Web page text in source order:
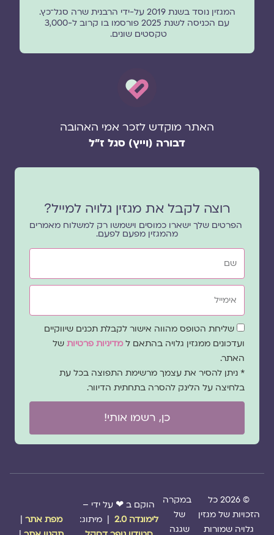
המגזין נוסד בשנת 2019 על-ידי הרבנית שרה סגל־כץ.
עם הכניסה לשנת 2025 פורסמו בו קרוב ל-3,000
טקסטים שונים.
האתר מוקדש לזכר אמי האהובה
דבורה (וייץ) סגל ז"ל
רוצה לקבל את מגזין גלויה למייל?
הפרטים שלך ישארו כמוסים וישמשו רק למשלוח מאמרים
מהמגזין מפעם לפעם.
שם
אימייל
שדה
הסכמה
שליחת הטופס מהווה אישור לקבלת תכנים שיווקיים
ועדכונים ממגזין גלויה בהתאם ל מדיניות פרטיותשל
האתר.
* ניתן להסיר את עצמך מרשימת התפוצה בכל עת
בלחיצה על הלינק להסרה בתחתית הדיוור.
כן, רשמו אותי!
© 2026 כל
הזכויות של מגזין
גלויה שמורות
במקרה
של
שגגה
הוקם ב ❤ על ידי –
לימונדה 2.0
| מיתוג:
מפת אתר|